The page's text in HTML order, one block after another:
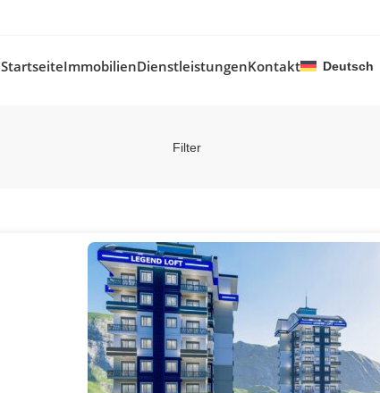
StartseiteImmobilienDienstleistungenKontakt Deutsch
Filter